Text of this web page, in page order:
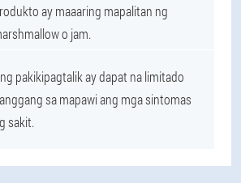
ay maaaring mapalitan ng
o jam.
pakikipagtalik ay dapat na limitado
sa mapawi ang mga sintomas
sakit.